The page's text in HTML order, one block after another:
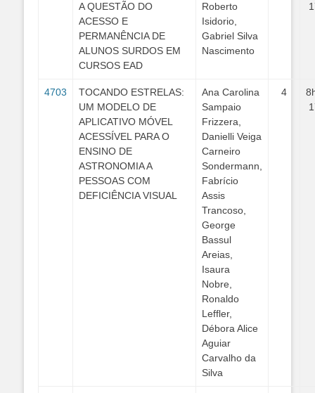
A QUESTÃO DO
ACESSO E
PERMANÊNCIA DE
ALUNOS SURDOS EM
CURSOS EAD
Roberto
Isidorio,
Gabriel Silva
Nascimento
4703
TOCANDO ESTRELAS:
UM MODELO DE
APLICATIVO MÓVEL
ACESSÍVEL PARA O
ENSINO DE
ASTRONOMIA A
PESSOAS COM
DEFICIÊNCIA VISUAL
Ana Carolina
Sampaio
Frizzera,
Danielli Veiga
Carneiro
Sondermann,
Fabrício
Assis
Trancoso,
George
Bassul
Areias,
Isaura
Nobre,
Ronaldo
Leffler,
Débora Alice
Aguiar
Carvalho da
Silva
4